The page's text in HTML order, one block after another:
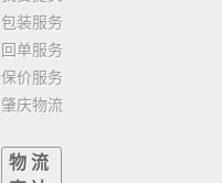
包装服务
回单服务
保价服务
肇庆物流
物流